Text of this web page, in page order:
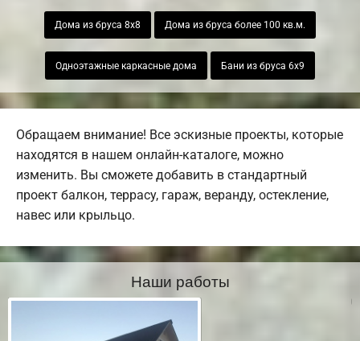
Дома из бруса 8х8 Дома из бруса более 100 кв.м.
Одноэтажные каркасные дома Бани из бруса 6х9
Обращаем внимание! Все эскизные проекты, которые
находятся в нашем онлайн-каталоге, можно
изменить. Вы сможете добавить в стандартный
проект балкон, террасу, гараж, веранду, остекление,
навес или крыльцо.
Наши работы